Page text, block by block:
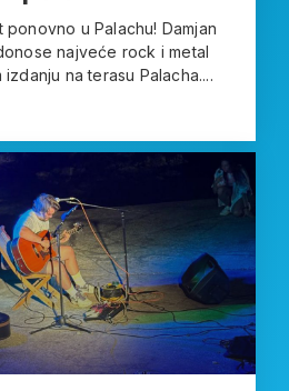
u Palachu! Damjan
najveće rock i metal
na terasu Palacha....